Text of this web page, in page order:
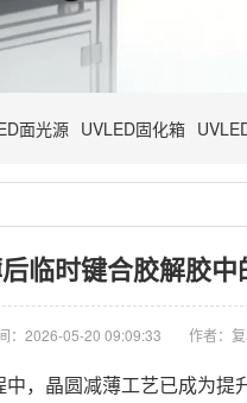
面光源 UVLED固化箱
临时键合胶解胶中
：2026-05-20 09:09:33 作者：
晶圆减薄工艺已成为提